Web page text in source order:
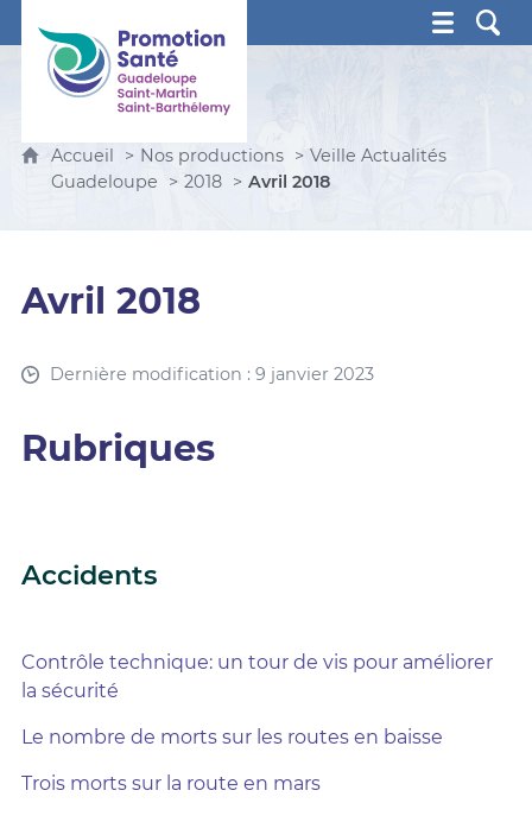
Promotion Santé Guadeloupe, Saint-Martin, Saint
Accueil Nos productions
Veille Actualités
Guadeloupe
2018 Avril 2018
Avril 2018
Dernière modification : 9 janvier 2023
Rubriques
Accidents
Contrôle technique: un tour de vis pour améliorer
la sécurité
Le nombre de morts sur les routes en baisse
Trois morts sur la route en mars